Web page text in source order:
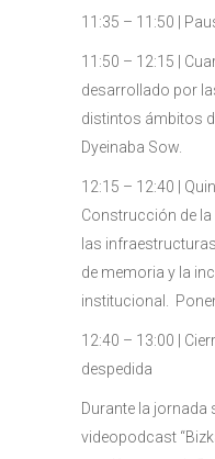
11:35 – 11:50 |
11:50 – 12:15 |
desarrollado por
distintos ámbitos
Dyeinaba Sow.
12:15 – 12:40 |
Construcción de
las
de memoria y la
institucional.
12:40 – 13:00 |
despedida
Durante la jornada
videopodcast